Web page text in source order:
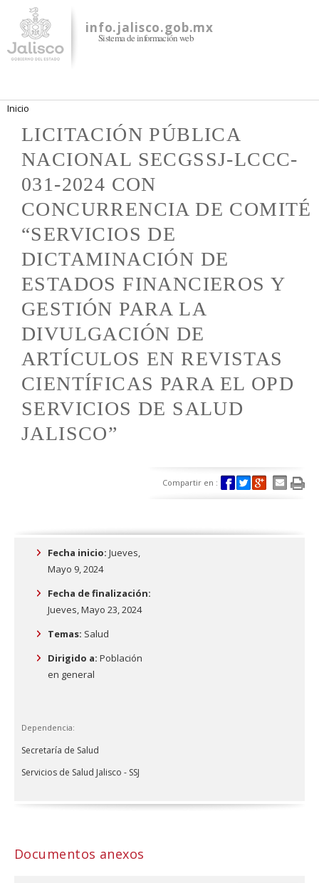
contenido
principal
info.jalisco.gob.mx
Sistema de información web
Se encuentra usted aquí
Inicio
LICITACIÓN PÚBLICA
NACIONAL SECGSSJ-LCCC-
031-2024 CON
CONCURRENCIA DE COMITÉ
“SERVICIOS DE
DICTAMINACIÓN DE
ESTADOS FINANCIEROS Y
GESTIÓN PARA LA
DIVULGACIÓN DE
ARTÍCULOS EN REVISTAS
CIENTÍFICAS PARA EL OPD
SERVICIOS DE SALUD
JALISCO”
Compartir en :
Fecha inicio: Jueves,
Mayo 9, 2024
Fecha de finalización:
Jueves, Mayo 23, 2024
Temas: Salud
Dirigido a: Población
en general
Dependencia:
Secretaría de Salud
Servicios de Salud Jalisco - SSJ
Documentos anexos